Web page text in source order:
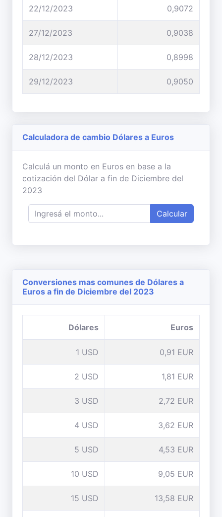
22/12/2023 0,9072
27/12/2023 0,9038
28/12/2023 0,8998
29/12/2023 0,9050
Calculadora de cambio Dólares a Euros
Calculá un monto en Euros en base a la
cotización del Dólar a fin de Diciembre del
2023
Calcular
Conversiones mas comunes de Dólares a
Euros a fin de Diciembre del 2023
Dólares Euros
1 USD 0,91 EUR
2 USD 1,81 EUR
3 USD 2,72 EUR
4 USD 3,62 EUR
5 USD 4,53 EUR
10 USD 9,05 EUR
15 USD 13,58 EUR